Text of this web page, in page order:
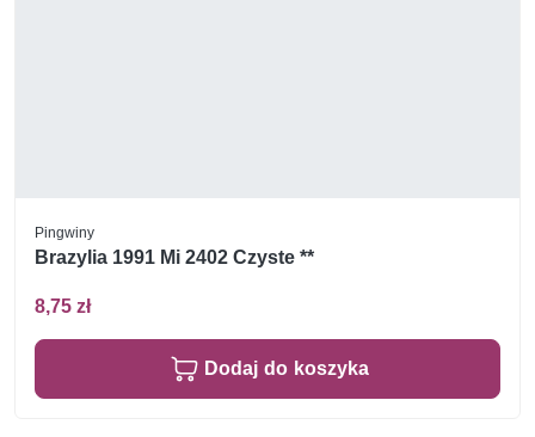
Pingwiny
Brazylia 1991 Mi 2402 Czyste **
8,75 zł
Dodaj do koszyka